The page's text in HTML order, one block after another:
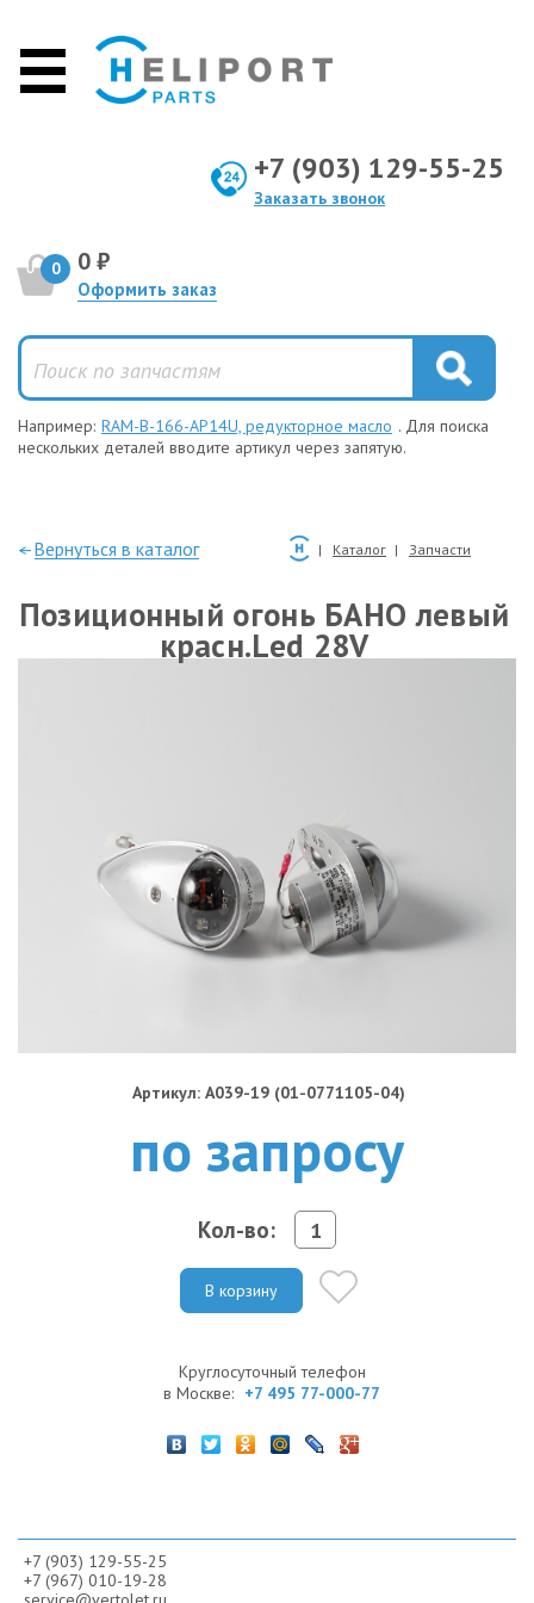
+7 (903) 129-55-25
Заказать звонок
0 0 ₽
Оформить заказ
Например: RAM-B-166-AP14U, редукторное масло . Для поиска
нескольких деталей вводите артикул через запятую.
—Вернуться в каталог Каталог Запчасти
Позиционный огонь БАНО левый
красн.Led 28V
Артикул: A039-19 (01-0771105-04)
по запросу
Кол-во:
В корзину
Круглосуточный телефон
в Москве: +7 495 77-000-77
+7 (903) 129-55-25
+7 (967) 010-19-28